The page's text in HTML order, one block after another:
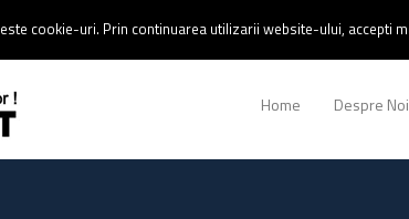
Home Despre Noi
cookie-uri. Prin continuarea utilizarii website-ului, accepti